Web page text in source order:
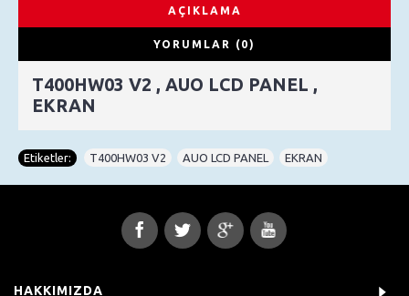
AÇIKLAMA
YORUMLAR (0)
T400HW03 V2 , AUO LCD PANEL ,
EKRAN
Etiketler: T400HW03 V2 AUO LCD PANEL EKRAN
HAKKIMIZDA